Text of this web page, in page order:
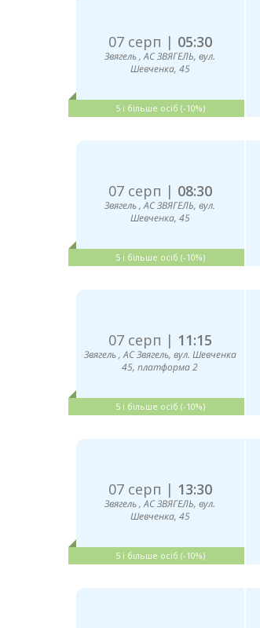
07 серп | 05:30
Звягель , АС ЗВЯГЕЛЬ, вул.
Шевченка, 45
5 і більше осіб (-10%)
07 серп | 08:30
Звягель , АС ЗВЯГЕЛЬ, вул.
Шевченка, 45
5 і більше осіб (-10%)
07 серп | 11:15
Звягель , АС Звягель, вул. Шевченка
45, платформа 2
5 і більше осіб (-10%)
07 серп | 13:30
Звягель , АС ЗВЯГЕЛЬ, вул.
Шевченка, 45
5 і більше осіб (-10%)